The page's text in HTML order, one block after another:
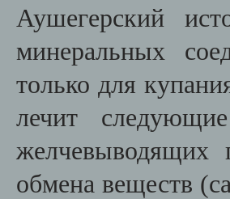
Аушегерский
минеральных
только для
лечит
желчевыводящих
обмена веществ